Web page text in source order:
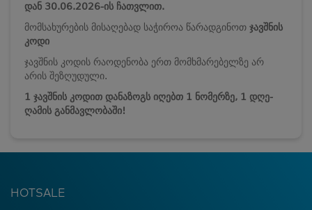
დან 30.06.2026-ის ჩათვლით.
მომსახურების მისაღებად საჭიროა წარადგინოთ ჯავშნის
კოდი
ჯავშნის კოდის რაოდენობა ერთ მომხმარებელზე არ
არის შეზღუდული.
1 ჯავშნის კოდით დანაზოგს იღებთ 1 ნომერზე, 1 დღე-
ღამის განმავლობაში!
HOTSALE